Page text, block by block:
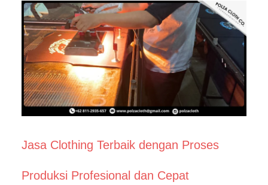
Jasa Clothing Terbaik dengan Proses
Produksi Profesional dan Cepat